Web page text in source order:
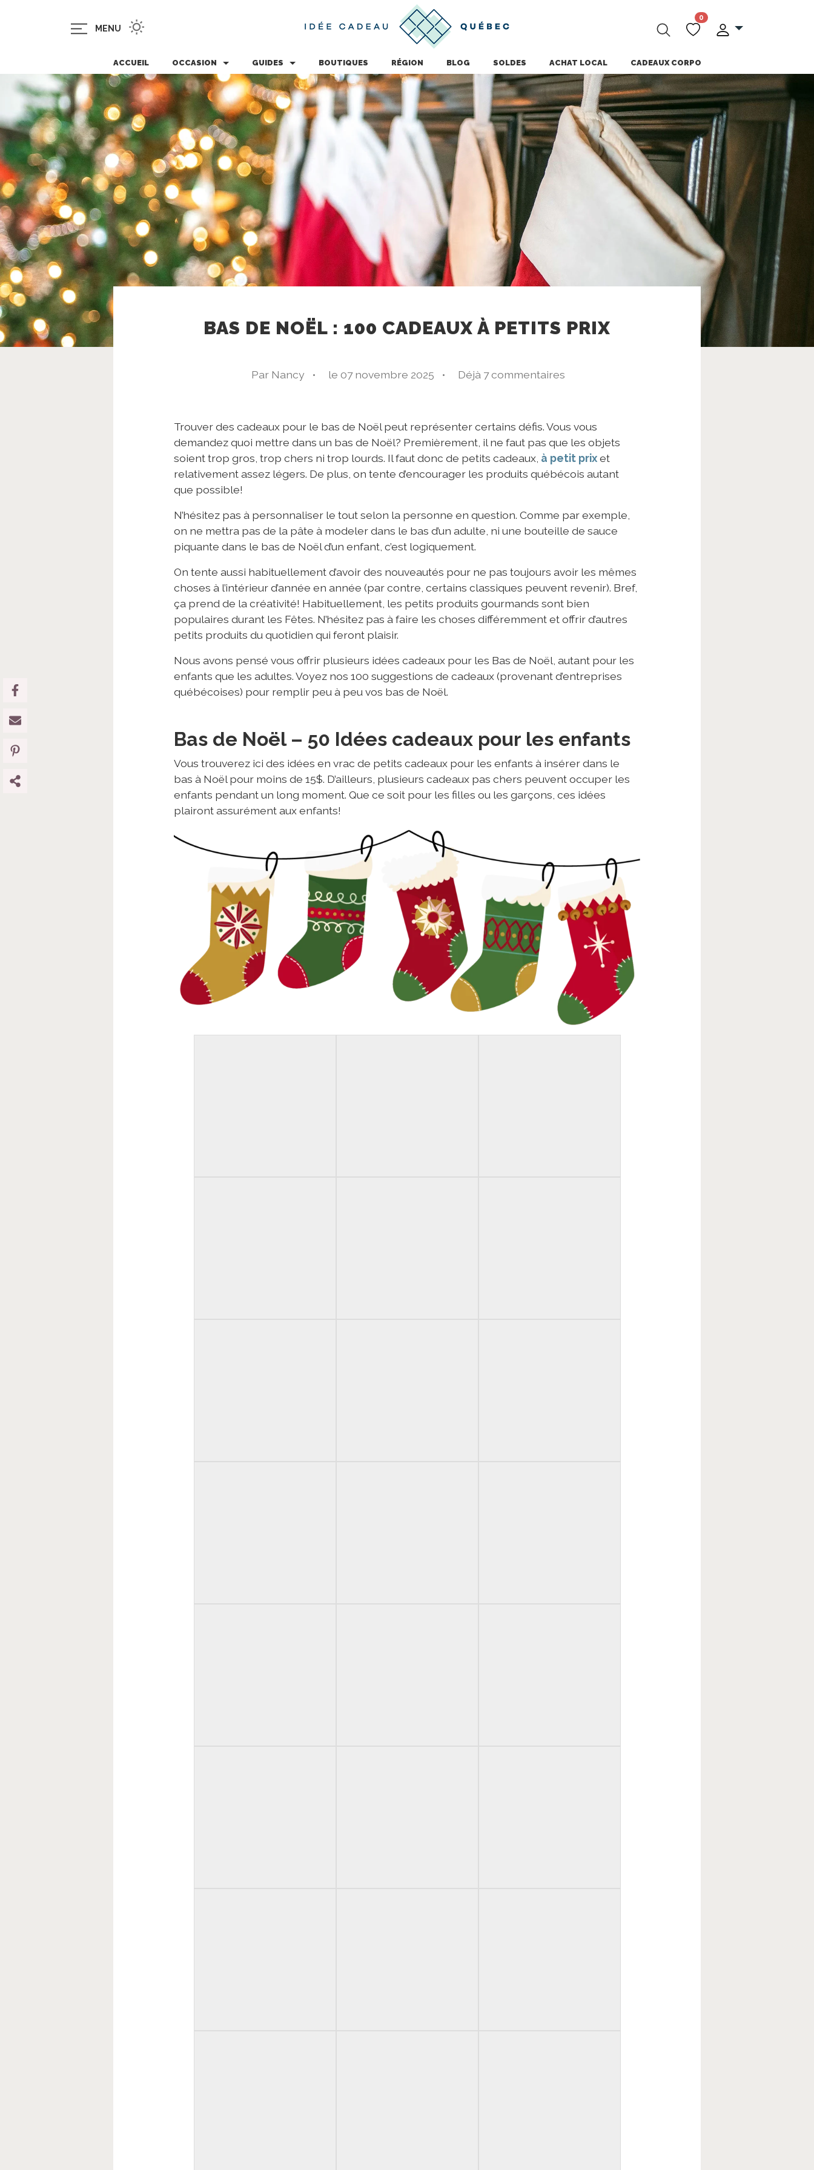
MENU
0
ACCUEIL OCCASION GUIDES BOUTIQUES RÉGION BLOG SOLDES ACHAT LOCAL CADEAUX CORPO
BAS DE NOËL : 100 CADEAUX À PETITS PRIX
Par Nancy • le 07 novembre 2025 • Déjà 7 commentaires
Trouver des cadeaux pour le bas de Noël peut représenter certains défis. Vous vous
demandez quoi mettre dans un bas de Noël? Premièrement, il ne faut pas que les objets
soient trop gros, trop chers ni trop lourds. Il faut donc de petits cadeaux, à petit prixet
relativement assez légers. De plus, on tente d’encourager les produits québécois autant
que possible!
N’hésitez pas à personnaliser le tout selon la personne en question. Comme par exemple,
on ne mettra pas de la pâte à modeler dans le bas d’un adulte, ni une bouteille de sauce
piquante dans le bas de Noël d’un enfant, c’est logiquement.
On tente aussi habituellement d’avoir des nouveautés pour ne pas toujours avoir les mêmes
choses à l’intérieur d’année en année (par contre, certains classiques peuvent revenir). Bref,
ça prend de la créativité! Habituellement, les petits produits gourmands sont bien
populaires durant les Fêtes. N’hésitez pas à faire les choses différemment et offrir d’autres
petits produits du quotidien qui feront plaisir.
Nous avons pensé vous offrir plusieurs idées cadeaux pour les Bas de Noël, autant pour les
enfants que les adultes. Voyez nos 100 suggestions de cadeaux (provenant d’entreprises
québécoises) pour remplir peu à peu vos bas de Noël.
Bas de Noël – 50 Idées cadeaux pour les enfants
Vous trouverez ici des idées en vrac de petits cadeaux pour les enfants à insérer dans le
bas à Noël pour moins de 15$. D’ailleurs, plusieurs cadeaux pas chers peuvent occuper les
enfants pendant un long moment. Que ce soit pour les filles ou les garçons, ces idées
plairont assurément aux enfants!